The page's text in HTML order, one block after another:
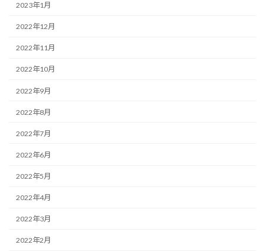
2023年1月
2022年12月
2022年11月
2022年10月
2022年9月
2022年8月
2022年7月
2022年6月
2022年5月
2022年4月
2022年3月
2022年2月